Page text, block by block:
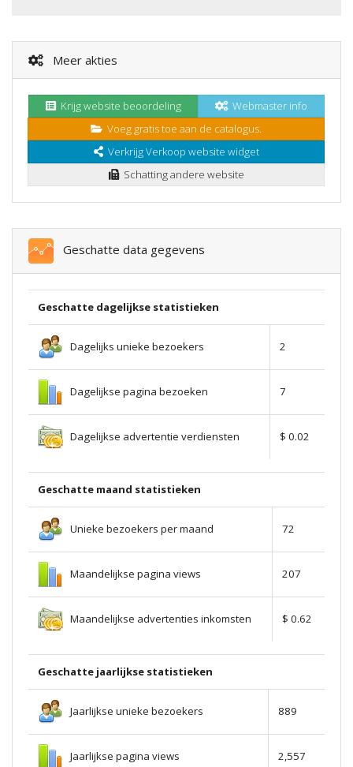
Meer akties
Krijg website beoordeling
Webmaster info
Voeg gratis toe aan de catalogus.
Verkrijg Verkoop website widget
Schatting andere website
Geschatte data gegevens
Geschatte dagelijkse statistieken
Dagelijks unieke bezoekers 2
Dagelijkse pagina bezoeken 7
Dagelijkse advertentie verdiensten $ 0.02
Geschatte maand statistieken
Unieke bezoekers per maand 72
Maandelijkse pagina views 207
Maandelijkse advertenties inkomsten $ 0.62
Geschatte jaarlijkse statistieken
Jaarlijkse unieke bezoekers 889
Jaarlijkse pagina views 2,557